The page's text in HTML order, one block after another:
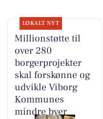
LOKALT NYT
Millionstøtte til
over 280
borgerprojekter
skal forskønne og
udvikle Viborg
Kommunes
mindre byer